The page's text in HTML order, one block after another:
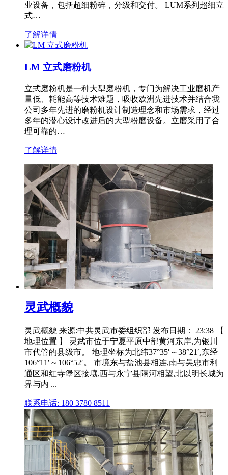
业设备，包括超细粉碎，分级和交付。 LUM系列超细立
式…
了解详情
LM 立式磨粉机
立式磨粉机是一种大型磨粉机，专门为解决工业磨机产
量低、耗能高等技术难题，吸收欧洲先进技术并结合我
公司多年先进的磨粉机设计制造理念和市场需求，经过
多年的潜心设计改进后的大型粉磨设备。立磨采用了合
理可靠的…
了解详情
灵武概貌
灵武概貌 来源:中共灵武市委组织部 发布日期： 23:38 【
地理位置 】 灵武市位于宁夏平原中部黄河东岸,为银川
市代管的县级市。 地理坐标为北纬37°35′～38°21′,东经
106°11′～106°52′。 市境东与盐池县相连,南与吴忠市利
通区和红寺堡区接壤,西与永宁县隔河相望,北以明长城为
界与内 ...
联系电话: 180 3780 8511